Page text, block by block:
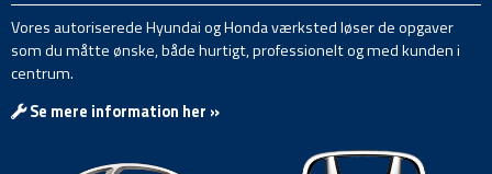
Vores autoriserede Hyundai og Honda værksted løser de opgaver
som du måtte ønske, både hurtigt, professionelt og med kunden i
centrum.
Se mere information her »